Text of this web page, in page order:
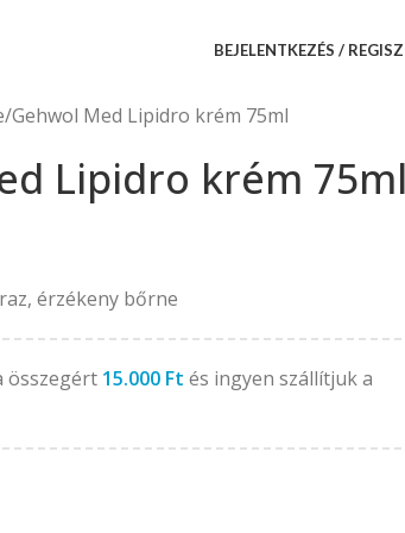
BEJELENTKEZÉS /
Gehwol Med Lipidro krém 75ml
Lipidro krém 75ml
érzékeny bőrne
összegért 15.000 Ft és ingyen szállítjuk a